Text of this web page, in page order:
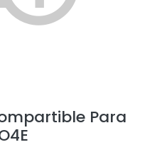
Para